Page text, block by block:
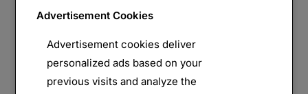
Le cimetière militaire allemand de
Advertisement Cookies
Advertisement cookies deliver
personalized ads based on your
previous visits and analyze the